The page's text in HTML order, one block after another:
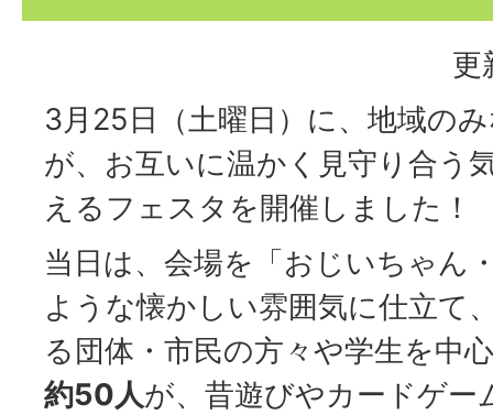
更
3月25日（土曜日）に、地域の
が、お互いに温かく見守り合う
えるフェスタを開催しました！
当日は、会場を「おじいちゃん
ような懐かしい雰囲気に仕立て
る団体・市民の方々や学生を中
約50人が、昔遊びやカードゲー